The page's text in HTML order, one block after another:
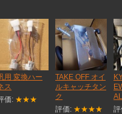
用 変換ハー
ス
価: ★★★
TAKE OFF オイ
ルキャッチタン
ク
評価: ★★★★
AL
評